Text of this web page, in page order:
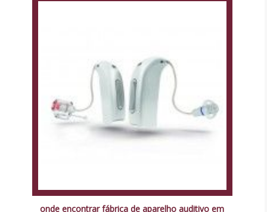
onde encontrar fábrica de aparelho auditivo em